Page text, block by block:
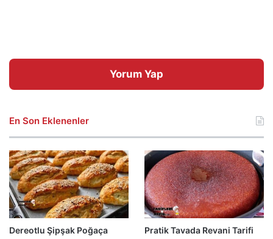
Yorum Yap
En Son Eklenenler
Dereotlu Şipşak Poğaça
Pratik Tavada Revani Tarifi